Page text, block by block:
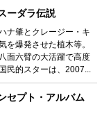
ーダラ伝説
ナ肇とクレージー・キ
を爆発させた植木等。
面六臂の大活躍で高度
民的スターは、2007...
セプト・アルバム